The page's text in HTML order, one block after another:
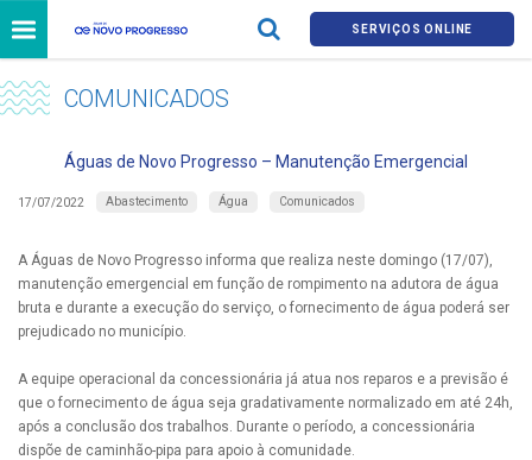
SERVIÇOS ONLINE
COMUNICADOS
Águas de Novo Progresso – Manutenção Emergencial
17/07/2022 Abastecimento Água Comunicados
A Águas de Novo Progresso informa que realiza neste domingo (17/07),
manutenção emergencial em função de rompimento na adutora de água
bruta e durante a execução do serviço, o fornecimento de água poderá ser
prejudicado no município.
A equipe operacional da concessionária já atua nos reparos e a previsão é
que o fornecimento de água seja gradativamente normalizado em até 24h,
após a conclusão dos trabalhos. Durante o período, a concessionária
dispõe de caminhão-pipa para apoio à comunidade.